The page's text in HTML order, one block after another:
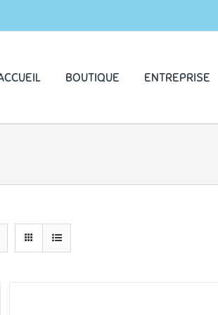
BOUTIQUE ENTREPRISE